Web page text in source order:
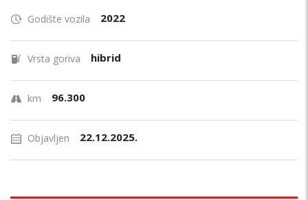
Godište vozila 2022
Vrsta goriva hibrid
km 96.300
Objavljen 22.12.2025.